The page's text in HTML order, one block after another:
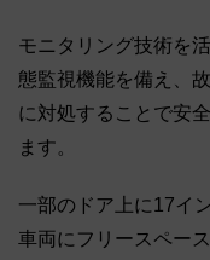
モニタリング技術を
態監視機能を備え、
に対処することで安
ます。
一部のドア上に17イ
車両にフリースペー